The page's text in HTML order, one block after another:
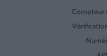
Compteur